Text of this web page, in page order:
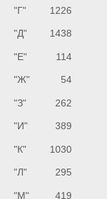
"Г" 1226
"Д" 1438
"Е" 114
"Ж" 54
"З" 262
"И" 389
"К" 1030
"Л" 295
"М" 419